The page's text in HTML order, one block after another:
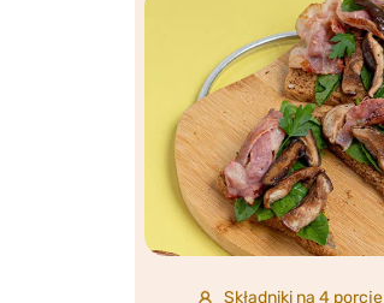
Składniki na 4 porcje